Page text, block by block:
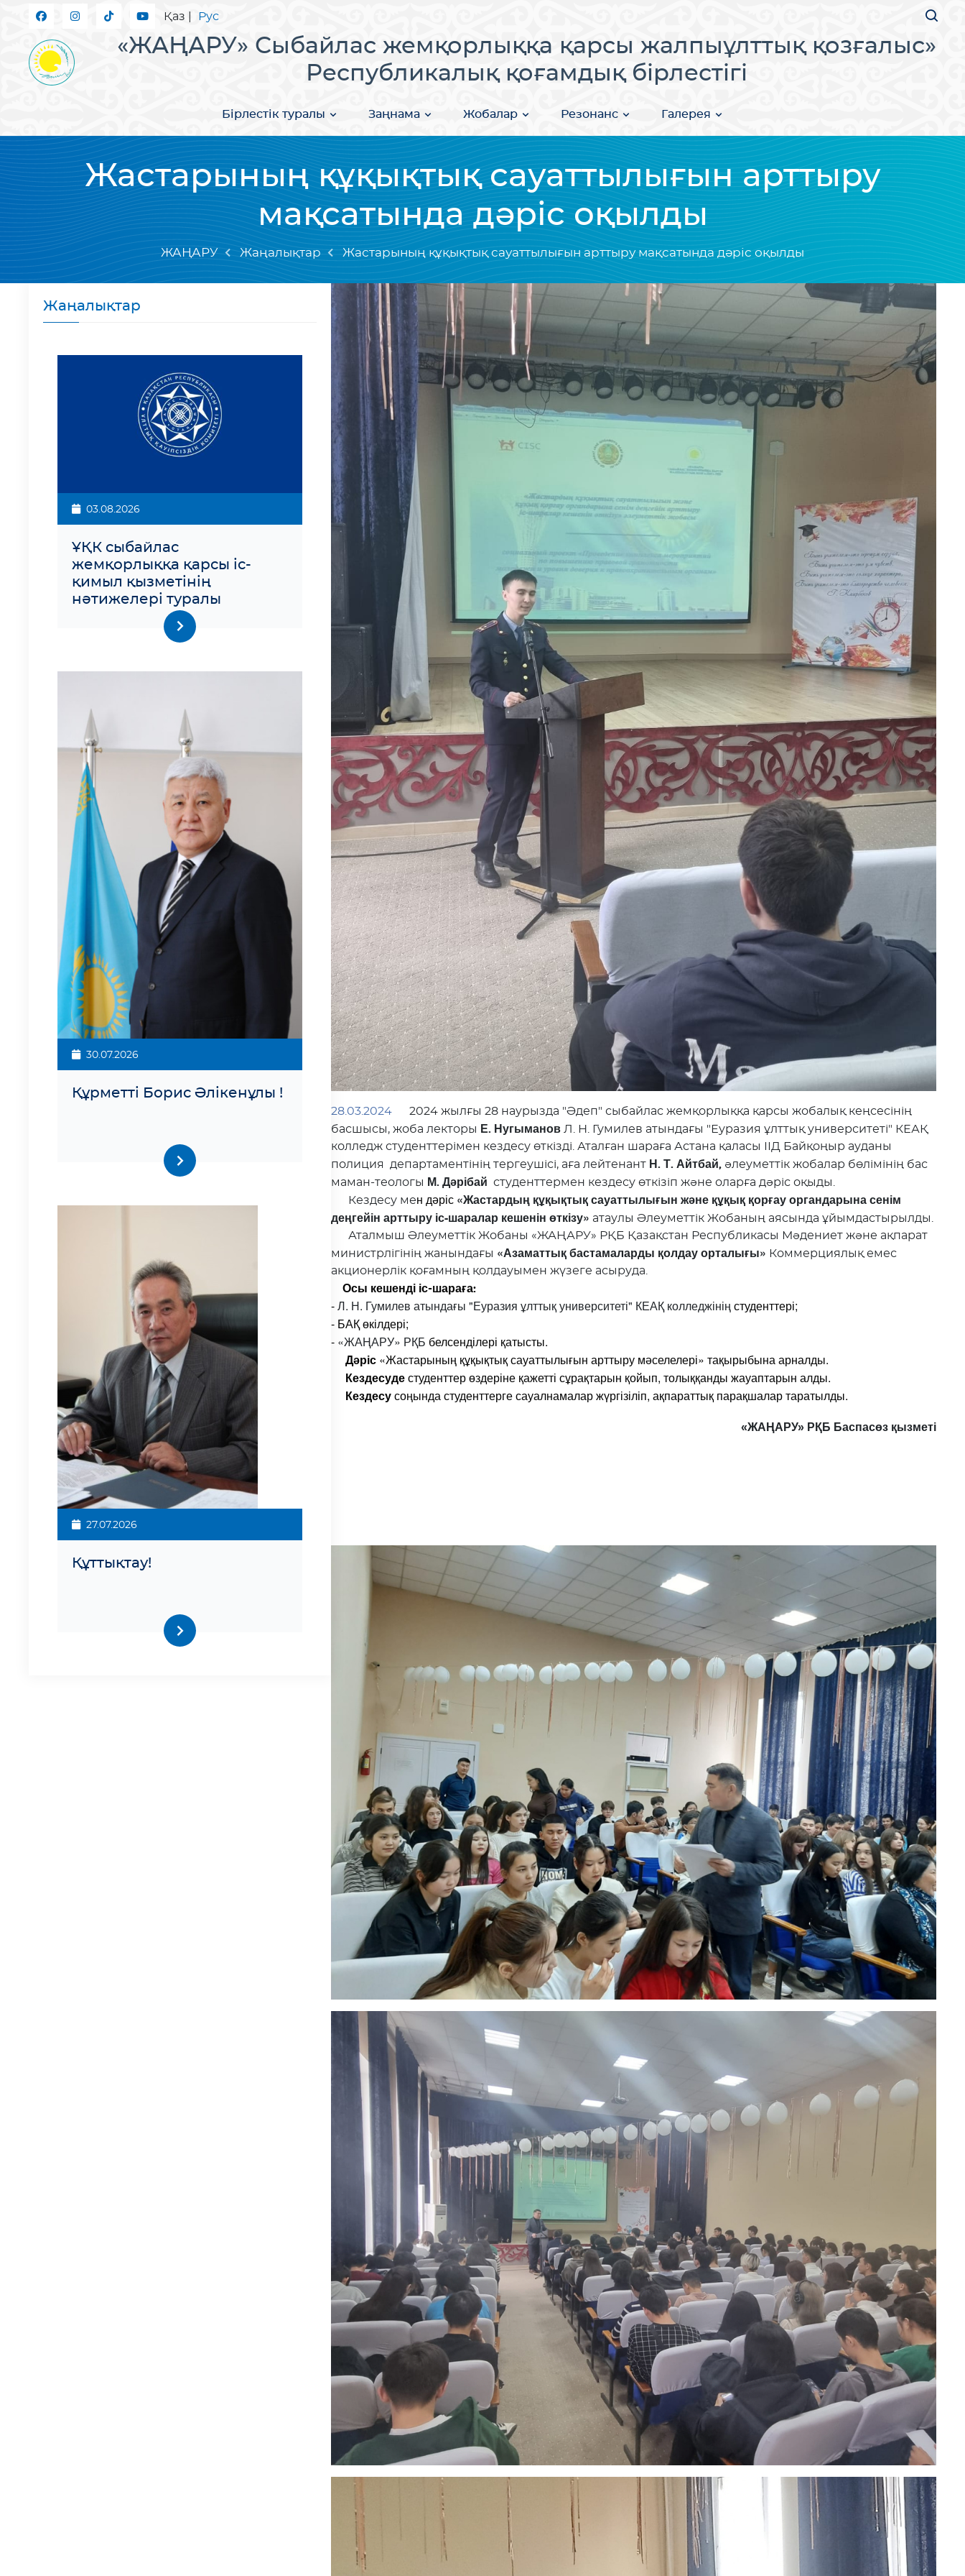
Қаз Рус
«ЖАҢАРУ» Сыбайлас жемқорлыққа қарсы жалпыұлттық қозғалыс»
Республикалық қоғамдық бірлестігі
Бірлестік туралы Заңнама Жобалар Резонанс Галерея
Жастарының құқықтық сауаттылығын арттыру
мақсатында дәріс оқылды
ЖАҢАРУ Жаңалықтар Жастарының құқықтық сауаттылығын арттыру мақсатында дәріс оқылды
Жаңалықтар
03.08.2026
ҰҚК сыбайлас
жемқорлыққа қарсы іс-
қимыл қызметінің
нәтижелері туралы
30.07.2026
Құрметті Борис Әлікенұлы !
27.07.2026
Құттықтау!
28.03.2024 2024 жылғы 28 наурызда "Әдеп" сыбайлас жемқорлыққа қарсы жобалық кеңсесінің
басшысы, жоба лекторы Е. Нугыманов Л. Н. Гумилев атындағы "Еуразия ұлттық университеті" КЕАҚ
колледж студенттерімен кездесу өткізді. Аталған шараға Астана қаласы ІІД Байқоңыр ауданы
полиция департаментінің тергеушісі, аға лейтенант Н. Т. Айтбай,
әлеуметтік жобалар бөлімінің бас
маман-теологы М. Дәрібай студенттермен кездесу өткізіп және оларға дәріс оқыды.
Кездесу мен дәріс «Жастардың құқықтық сауаттылығын және құқық қорғау органдарына сенім
деңгейін арттыру іс-шаралар кешенін өткізу» атаулы Әлеуметтік Жобаның аясында ұйымдастырылды.
Аталмыш Әлеуметтік Жобаны «ЖАҢАРУ» РҚБ Қазақстан Республикасы Мәдениет және ақпарат
министрлігінің жанындағы «Азаматтық бастамаларды қолдау орталығы» Коммерциялық емес
акционерлік қоғамның қолдауымен жүзеге асыруда.
Осы кешенді іс-шараға:
-Л. Н. Гумилев атындағы "Еуразия ұлттық университеті" КЕАҚ колледжінің студенттері;
- БАҚ өкілдері;
- «ЖАҢАРУ» РҚБ белсенділері қатысты.
Дәріс «Жастарының құқықтық сауаттылығын арттыру мәселелері» тақырыбына арналды.
Кездесудестуденттер өздеріне қажетті сұрақтарын қойып, толыққанды жауаптарын алды.
Кездесусоңында студенттерге сауалнамалар жүргізіліп, ақпараттық парақшалар таратылды.
«ЖАҢАРУ» РҚБ Баспасөз қызметі